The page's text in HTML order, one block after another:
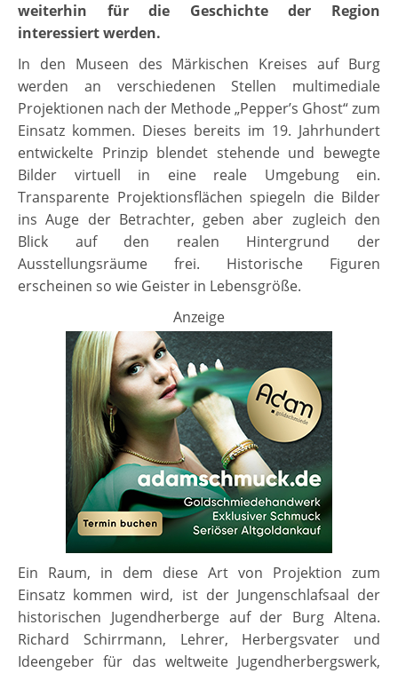
weiterhin für die Geschichte der Region
interessiert werden.
In den Museen des Märkischen Kreises auf Burg
werden an verschiedenen Stellen multimediale
Projektionen nach der Methode „Pepper’s Ghost“ zum
Einsatz kommen. Dieses bereits im 19. Jahrhundert
entwickelte Prinzip blendet stehende und bewegte
Bilder virtuell in eine reale Umgebung ein.
Transparente Projektionsflächen spiegeln die Bilder
ins Auge der Betrachter, geben aber zugleich den
Blick auf den realen Hintergrund der
Ausstellungsräume frei. Historische Figuren
erscheinen so wie Geister in Lebensgröße.
Anzeige
Ein Raum, in dem diese Art von Projektion zum
Einsatz kommen wird, ist der Jungenschlafsaal der
historischen Jugendherberge auf der Burg Altena.
Richard Schirrmann, Lehrer, Herbergsvater und
Ideengeber für das weltweite Jugendherbergswerk,